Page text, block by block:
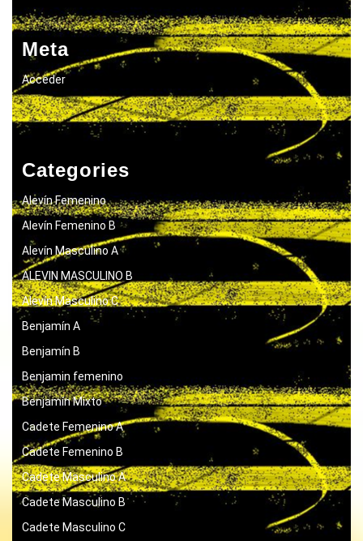
Meta
Acceder
Categories
Alevín Femenino
Alevín Femenino B
Alevín Masculino A
ALEVIN MASCULINO B
Alevín Masculino C
Benjamín A
Benjamín B
Benjamin femenino
Benjamín Mixto
Cadete Femenino A
Cadete Femenino B
Cadete Masculino A
Cadete Masculino B
Cadete Masculino C